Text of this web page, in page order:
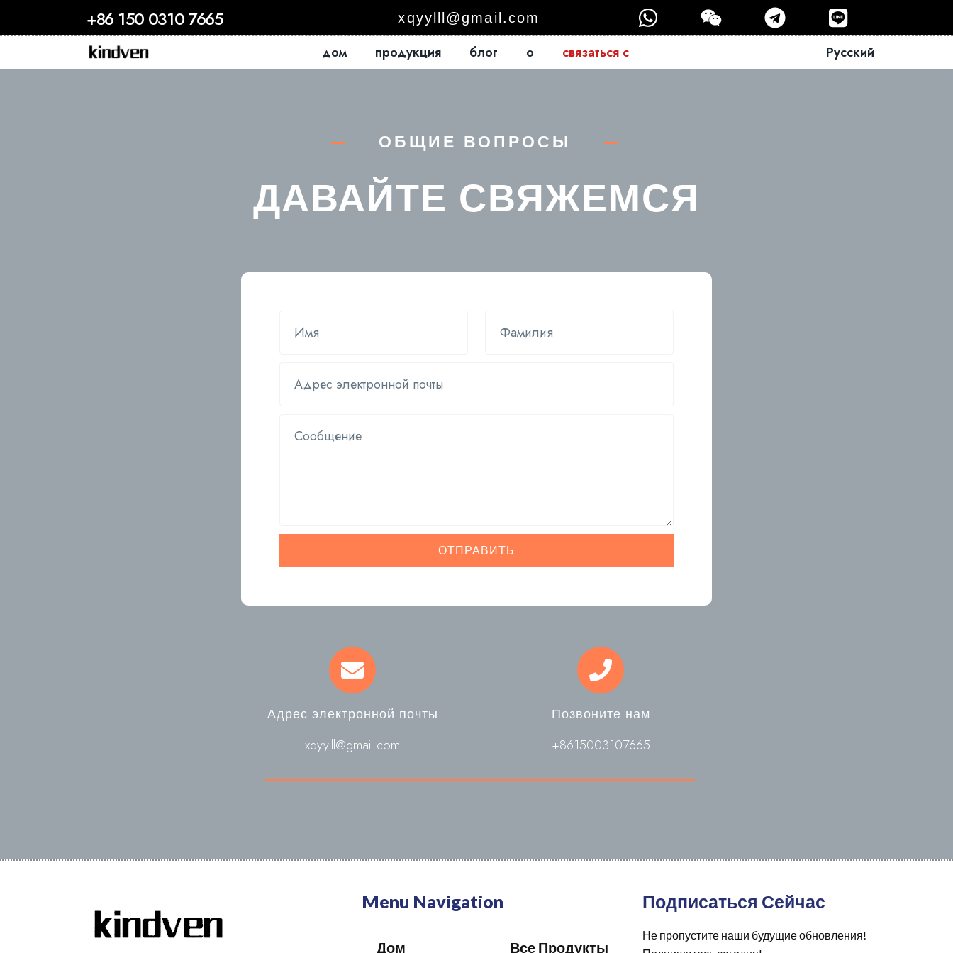
+86 150 0310 7665 xqyylll@gmail.com
дом продукция блог о связаться с Русский
ОБЩИЕ ВОПРОСЫ
ДАВАЙТЕ СВЯЖЕМСЯ
ОТПРАВИТЬ
Адрес электронной почты
xqyylll@gmail.com
Позвоните нам
+8615003107665
Menu Navigation
Дом Все Продукты
Подписаться Сейчас
Не пропустите наши будущие обновления!